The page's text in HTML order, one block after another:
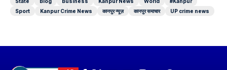
Sport
Kanpur Crime News कानपुर न्यूज़ कानपुर समाचार UP crime news